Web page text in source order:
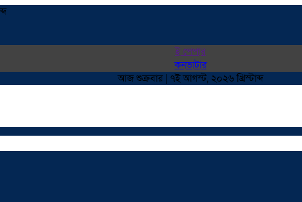
ই পেপার
কনভাটার
আজ শুক্রবার | ৭ই আগস্ট, ২০২৬ খ্রিস্টাব্দ